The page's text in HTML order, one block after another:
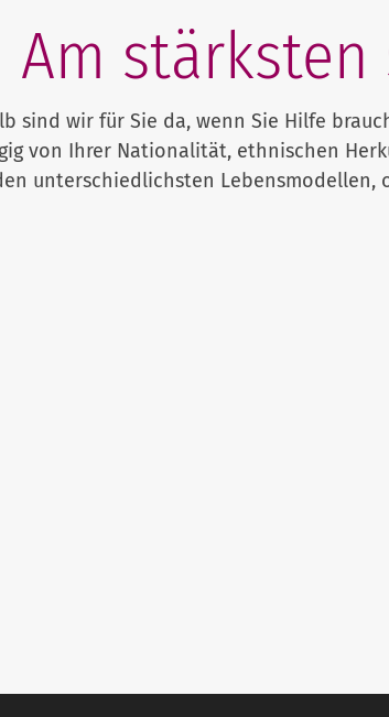
Am
sind wir für Sie da, wenn Sie Hilfe
von Ihrer Nationalität, ethnischen
unterschiedlichsten Lebensmodellen,